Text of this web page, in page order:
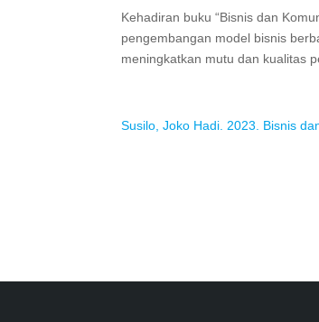
Kehadiran buku “Bisnis dan
pengembangan model bisnis
meningkatkan mutu dan kualitas
Susilo, Joko Hadi. 2023. Bisnis